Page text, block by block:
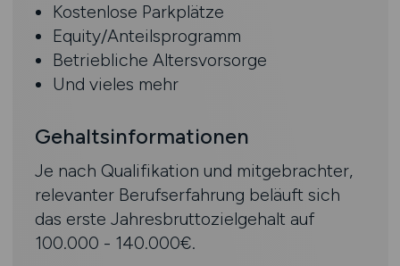
Kostenlose Parkplätze
Equity/Anteilsprogramm
Betriebliche Altersvorsorge
Und vieles mehr
Gehaltsinformationen
Je nach Qualifikation und mitgebrachter,
relevanter Berufserfahrung beläuft sich
das erste Jahresbruttozielgehalt auf
100.000 - 140.000€.